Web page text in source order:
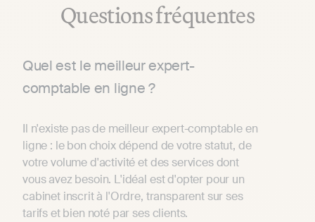
Questions fréquentes
Quel est le meilleur expert-
comptable en ligne ?
Il n'existe pas de meilleur expert-comptable en
ligne : le bon choix dépend de votre statut, de
votre volume d'activité et des services dont
vous avez besoin. L'idéal est d'opter pour un
cabinet inscrit à l'Ordre, transparent sur ses
tarifs et bien noté par ses clients.